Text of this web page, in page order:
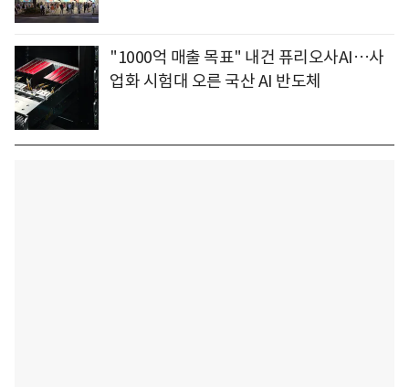
"1000억 매출 목표" 내건 퓨리오사AI…사
업화 시험대 오른 국산 AI 반도체